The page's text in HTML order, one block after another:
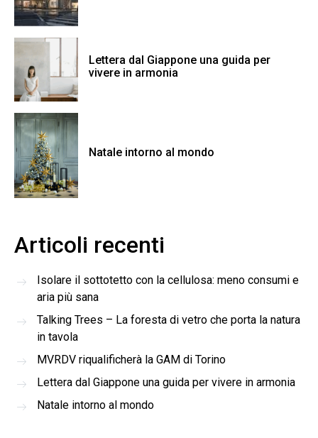
Lettera dal Giappone una guida per
vivere in armonia
Natale intorno al mondo
Articoli recenti
Isolare il sottotetto con la cellulosa: meno consumi e
aria più sana
Talking Trees – La foresta di vetro che porta la natura
in tavola
MVRDV riqualificherà la GAM di Torino
Lettera dal Giappone una guida per vivere in armonia
Natale intorno al mondo